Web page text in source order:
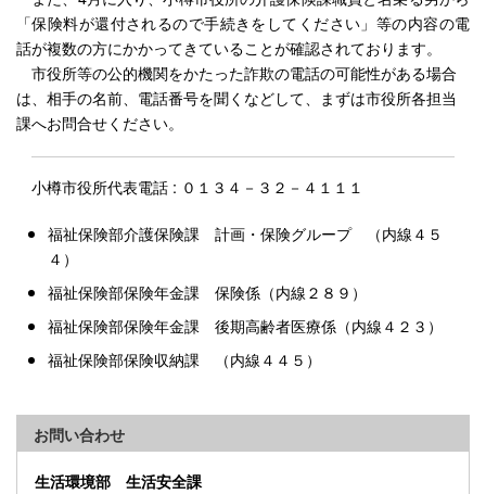
「保険料が還付されるので手続きをしてください」等の内容の電
話が複数の方にかかってきていることが確認されております。
市役所等の公的機関をかたった詐欺の電話の可能性がある場合
は、相手の名前、電話番号を聞くなどして、まずは市役所各担当
課へお問合せください。
小樽市役所代表電話 : ０１３４－３２－４１１１
福祉保険部介護保険課 計画・保険グループ （内線４５
４）
福祉保険部保険年金課 保険係（内線２８９）
福祉保険部保険年金課 後期高齢者医療係（内線４２３）
福祉保険部保険収納課 （内線４４５）
お問い合わせ
生活環境部 生活安全課